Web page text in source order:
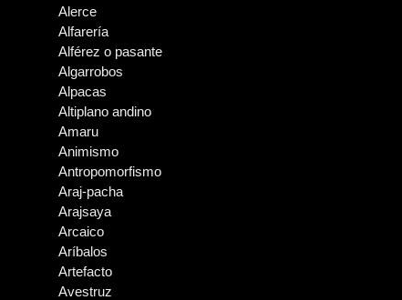
Alerce
Alfarería
Alférez o pasante
Algarrobos
Alpacas
Altiplano andino
Amaru
Animismo
Antropomorfismo
Araj-pacha
Arajsaya
Arcaico
Aríbalos
Artefacto
Avestruz